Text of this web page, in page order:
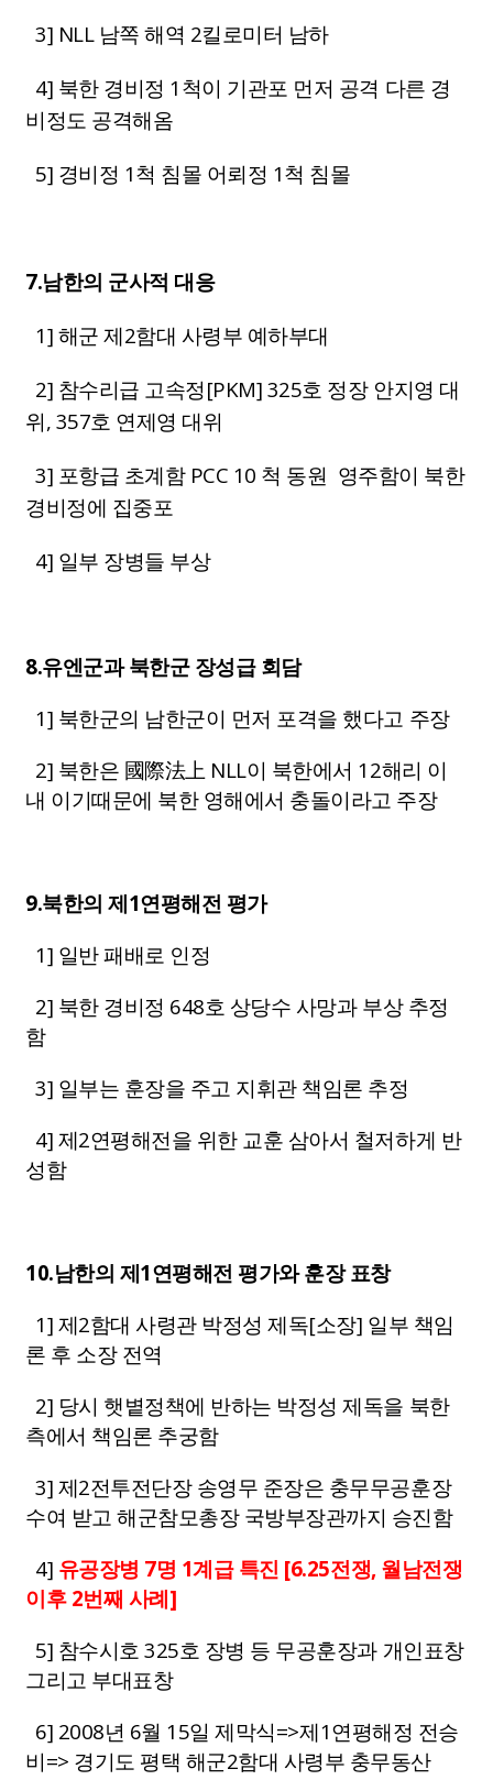
3] NLL 남쪽 해역 2킬로미터 남하
4] 북한 경비정 1척이 기관포 먼저 공격 다른 경
비정도 공격해옴
5] 경비정 1척 침몰 어뢰정 1척 침몰
7.남한의 군사적 대응
1] 해군 제2함대 사령부 예하부대
2] 참수리급 고속정[PKM] 325호 정장 안지영 대
위, 357호 연제영 대위
3] 포항급 초계함 PCC 10 척 동원 영주함이 북한
경비정에 집중포
4] 일부 장병들 부상
8.유엔군과 북한군 장성급 회담
1] 북한군의 남한군이 먼저 포격을 했다고 주장
2] 북한은 國際法上 NLL이 북한에서 12해리 이
내 이기때문에 북한 영해에서 충돌이라고 주장
9.북한의 제1연평해전 평가
1] 일반 패배로 인정
2] 북한 경비정 648호 상당수 사망과 부상 추정
함
3] 일부는 훈장을 주고 지휘관 책임론 추정
4] 제2연평해전을 위한 교훈 삼아서 철저하게 반
성함
10.남한의 제1연평해전 평가와 훈장 표창
1] 제2함대 사령관 박정성 제독[소장] 일부 책임
론 후 소장 전역
2] 당시 햇볕정책에 반하는 박정성 제독을 북한
측에서 책임론 추궁함
3] 제2전투전단장 송영무 준장은 충무무공훈장
수여 받고 해군참모총장 국방부장관까지 승진함
4] 유공장병 7명 1계급 특진 [6.25전쟁, 월남전쟁
이후 2번째 사례]
5] 참수시호 325호 장병 등 무공훈장과 개인표창
그리고 부대표창
6] 2008년 6월 15일 제막식=>제1연평해정 전승
비=> 경기도 평택 해군2함대 사령부 충무동산